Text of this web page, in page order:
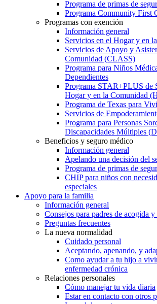
Programa de primas de
Programa Community First
Programas con exención
Información general
Servicios en el Hogar y en
Servicios de Apoyo y
Comunidad (CLASS)
Programa para Niños
Dependientes
Programa STAR+PLUS de
Hogar y en la Comunidad
Programa de Texas para
Servicios de
Programa para Personas
Discapacidades Múltiples
Beneficios y seguro médico
Información general
Apelando una decisión del
Programa de primas de
CHIP para niños con
especiales
Apoyo para la familia
Información general
Consejos para padres de acogida
Preguntas frecuentes
La nueva normalidad
Cuidado personal
Aceptando, apenando, y
Como ayudar a tu hijo a
enfermedad crónica
Relaciones personales
Cómo manejar tu vida diaria
Estar en contacto con otros